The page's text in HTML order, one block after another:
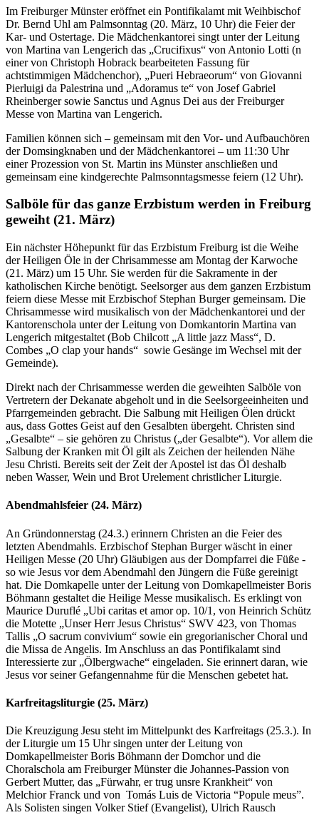
Im Freiburger Münster eröffnet ein Pontifikalamt mit Weihbischof
Dr. Bernd Uhl am Palmsonntag (20. März, 10 Uhr) die Feier der
Kar- und Ostertage. Die Mädchenkantorei singt unter der Leitung
von Martina van Lengerich das „Crucifixus“ von Antonio Lotti (n
einer von Christoph Hobrack bearbeiteten Fassung für
achtstimmigen Mädchenchor), „Pueri Hebraeorum“ von Giovanni
Pierluigi da Palestrina und „Adoramus te“ von Josef Gabriel
Rheinberger sowie Sanctus und Agnus Dei aus der Freiburger
Messe von Martina van Lengerich.
Familien können sich – gemeinsam mit den Vor- und Aufbauchören
der Domsingknaben und der Mädchenkantorei – um 11:30 Uhr
einer Prozession von St. Martin ins Münster anschließen und
gemeinsam eine kindgerechte Palmsonntagsmesse feiern (12 Uhr).
Salböle für das ganze Erzbistum werden in Freiburg
geweiht (21. März)
Ein nächster Höhepunkt für das Erzbistum Freiburg ist die Weihe
der Heiligen Öle in der Chrisammesse am Montag der Karwoche
(21. März) um 15 Uhr. Sie werden für die Sakramente in der
katholischen Kirche benötigt. Seelsorger aus dem ganzen Erzbistum
feiern diese Messe mit Erzbischof Stephan Burger gemeinsam. Die
Chrisammesse wird musikalisch von der Mädchenkantorei und der
Kantorenschola unter der Leitung von Domkantorin Martina van
Lengerich mitgestaltet (Bob Chilcott „A little jazz Mass“, D.
Combes „O clap your hands“ sowie Gesänge im Wechsel mit der
Gemeinde).
Direkt nach der Chrisammesse werden die geweihten Salböle von
Vertretern der Dekanate abgeholt und in die Seelsorgeeinheiten und
Pfarrgemeinden gebracht. Die Salbung mit Heiligen Ölen drückt
aus, dass Gottes Geist auf den Gesalbten übergeht. Christen sind
„Gesalbte“ – sie gehören zu Christus („der Gesalbte“). Vor allem die
Salbung der Kranken mit Öl gilt als Zeichen der heilenden Nähe
Jesu Christi. Bereits seit der Zeit der Apostel ist das Öl deshalb
neben Wasser, Wein und Brot Urelement christlicher Liturgie.
Abendmahlsfeier (24. März)
An Gründonnerstag (24.3.) erinnern Christen an die Feier des
letzten Abendmahls. Erzbischof Stephan Burger wäscht in einer
Heiligen Messe (20 Uhr) Gläubigen aus der Dompfarrei die Füße -
so wie Jesus vor dem Abendmahl den Jüngern die Füße gereinigt
hat. Die Domkapelle unter der Leitung von Domkapellmeister Boris
Böhmann gestaltet die Heilige Messe musikalisch. Es erklingt von
Maurice Duruflé „Ubi caritas et amor op. 10/1, von Heinrich Schütz
die Motette „Unser Herr Jesus Christus“ SWV 423, von Thomas
Tallis „O sacrum convivium“ sowie ein gregorianischer Choral und
die Missa de Angelis. Im Anschluss an das Pontifikalamt sind
Interessierte zur „Ölbergwache“ eingeladen. Sie erinnert daran, wie
Jesus vor seiner Gefangennahme für die Menschen gebetet hat.
Karfreitagsliturgie (25. März)
Die Kreuzigung Jesu steht im Mittelpunkt des Karfreitags (25.3.). In
der Liturgie um 15 Uhr singen unter der Leitung von
Domkapellmeister Boris Böhmann der Domchor und die
Choralschola am Freiburger Münster die Johannes-Passion von
Gerbert Mutter, das „Fürwahr, er trug unsre Krankheit“ von
Melchior Franck und von Tomás Luis de Victoria “Popule meus”.
Als Solisten singen Volker Stief (Evangelist), Ulrich Rausch